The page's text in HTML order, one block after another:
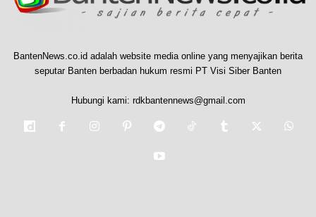
BantenNews.co.id adalah website media online yang menyajikan berita
seputar Banten berbadan hukum resmi PT Visi Siber Banten
Hubungi kami: rdkbantennews@gmail.com